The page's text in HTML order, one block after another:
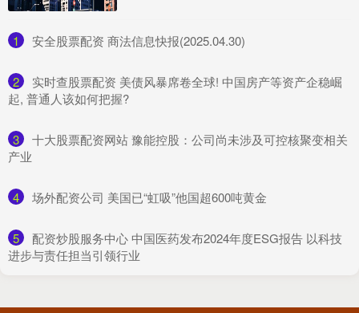
1 ​安全股票配资 商法信息快报(2025.04.30)
2
​实时查股票配资 美债风暴席卷全球! 中国房产等资产企稳崛
起, 普通人该如何把握?
3
​十大股票配资网站 豫能控股：公司尚未涉及可控核聚变相关
产业
4 ​场外配资公司 美国已“虹吸”他国超600吨黄金
5
​配资炒股服务中心 中国医药发布2024年度ESG报告 以科技
进步与责任担当引领行业